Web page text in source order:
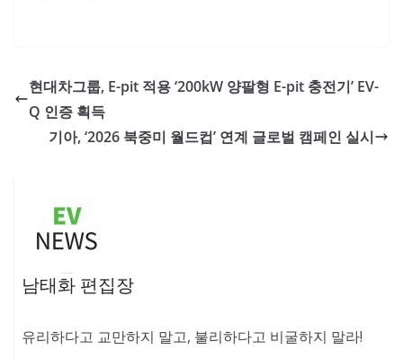
현대차그룹, E-pit 적용 ‘200kW 양팔형 E-pit 충전기’ EV-
Q 인증 획득
기아, ‘2026 북중미 월드컵’ 연계 글로벌 캠페인 실시
남태화 편집장
유리하다고 교만하지 말고, 불리하다고 비굴하지 말라!